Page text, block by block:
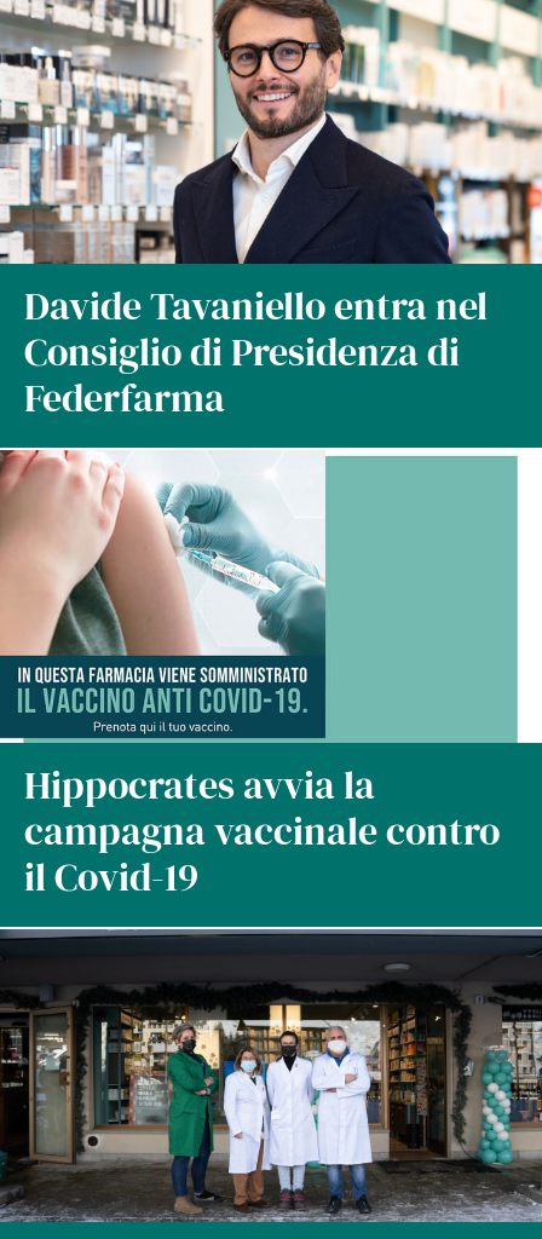
Davide Tavaniello entra nel
Consiglio di Presidenza di
Federfarma
Hippocrates avvia la
campagna vaccinale contro
il Covid-19